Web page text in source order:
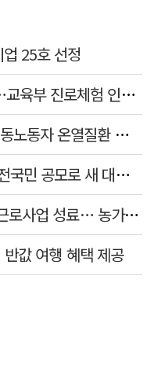
25호 선정
경북과학대 전통문화체험학교…교육부 진로체험 인증기관 선정
안전보건공단 경북지역본부, 이동노동자 온열질환 예방 캠페인
상주 세계모자축제 사라진다…전국민 공모로 새 대표축제 발굴 나서
고아농협, 2026년 공공형 계절근로사업 성료… 농가 일손 부족 해소 '효자'
값 여행 혜택 제공